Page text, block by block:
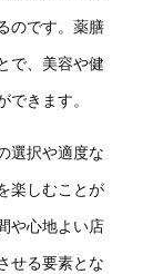
のです。薬膳
で、美容や健
できます。
選択や適度な
楽しむことが
や心地よい店
せる要素とな